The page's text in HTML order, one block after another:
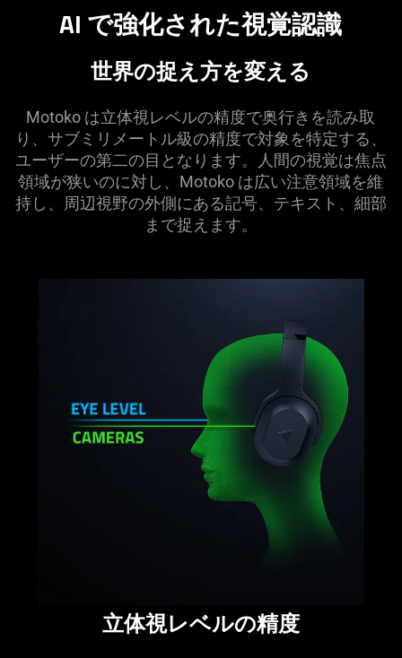
video
animation
only
support
what
information.
AI で強化された視覚認識
世界の捉え方を変える
Motoko は立体視レベルの精度で奥行きを読み取
り、サブミリメートル級の精度で対象を特定する、
ユーザーの第二の目となります。人間の視覚は焦点
領域が狭いのに対し、Motoko は広い注意領域を維
持し、周辺視野の外側にある記号、テキスト、細部
まで捉え ます。
立体視レベルの精度